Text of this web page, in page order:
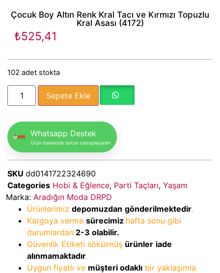
Çocuk Boy Altın Renk Kral Tacı ve Kırmızı Topuzlu
Kral Asası (4172)
₺525,41
102 adet stokta
Sepete Ekle
Whatsapp Destek
Ürün hakkında sorun cevaplayalım
SKU dd0141722324690
Categories Hobi & Eğlence, Parti Taçları, Yaşam
Marka: Aradığın Moda DRPD
Ürünlerimiz depomuzdan gönderilmektedir.
Kargoya verme sürecimiz hafta sonu gibi
durumlardan 2-3 olabilir.
Güvenlik Etiketi sökülmüş ürünler iade
alınmamaktadır.
Uygun fiyatlı ve müşteri odaklı bir yaklaşımla